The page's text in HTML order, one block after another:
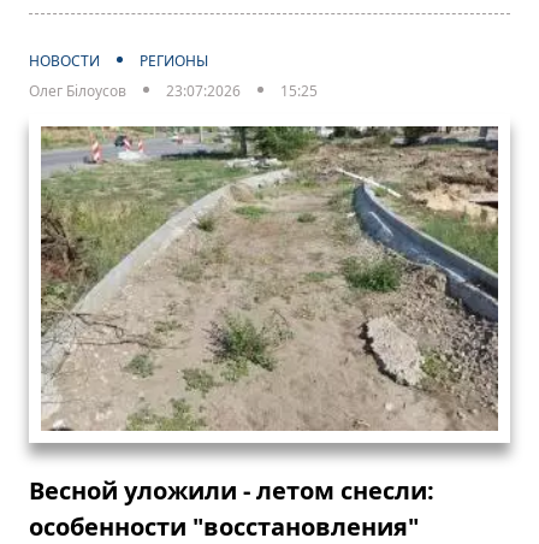
НОВОСТИ
РЕГИОНЫ
Олег Білоусов
23:07:2026 15:25
Весной уложили - летом снесли:
особенности "восстановления"